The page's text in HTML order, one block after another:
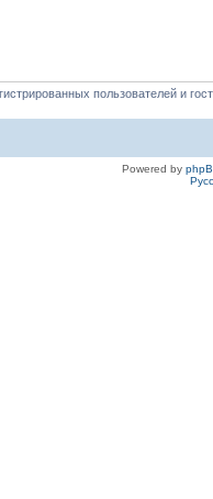
пользователей и
Powered by